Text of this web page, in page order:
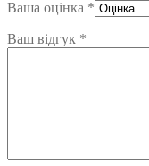
Ваша оцінка *
Ваш відгук *